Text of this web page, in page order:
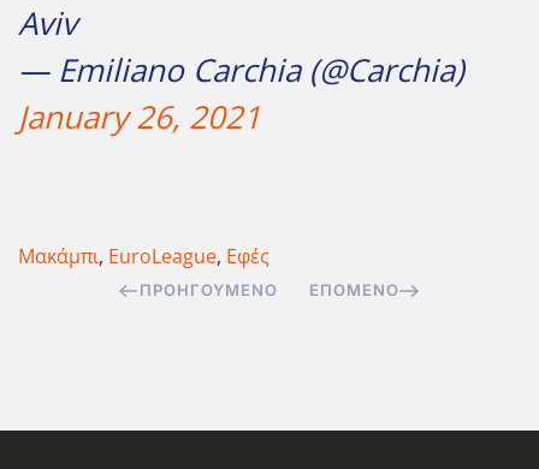
Aviv
— Emiliano Carchia (@Carchia)
January 26, 2021
Μακάμπι, EuroLeague, Εφές
ΠΡΟΗΓΟΎΜΕΝΟ ΕΠΌΜΕΝΟ